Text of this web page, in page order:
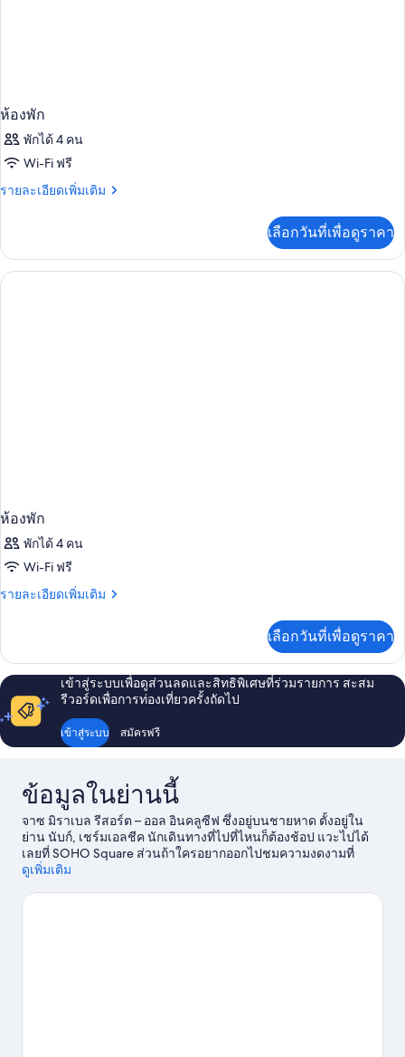
ห้องพัก
พักได้ 4 คน
Wi-Fi ฟรี
รายละเอียดเพิ่มเติม
ราย
เกี่ยว
กับ
ห้อง
เลือกวันที่เพื่อดูราคา
ห้องพัก
พักได้ 4 คน
Wi-Fi ฟรี
รายละเอียดเพิ่มเติม
ราย
เกี่ยว
กับ
ห้อง
พัก
เลือกวันที่เพื่อดูราคา
เข้าสู่ระบบเพื่อดูส่วนลดและสิทธิพิเศษที่ร่วมรายการ สะสม
รีวอร์ดเพื่อการท่องเที่ยวครั้งถัดไป
เข้าสู่ระบบ สมัครฟรี
ข้อมูลในย่านนี้
จาซ มิราเบล รีสอร์ต – ออล อินคลูซีฟ ซึ่งอยู่บนชายหาด ตั้งอยู่ใน
ย่าน นับก์, เชร์มเอลชีค นักเดินทางที่ไปที่ไหนก็ต้องช้อป แวะไปได้
เลยที่ SOHO Square ส่วนถ้าใครอยากออกไปชมความงดงามที่
ธรรมชาติรังสรรค์ ไปได้ที่ อ่าวนับค์ และ อ่าว Shark's Bay ถ้าอยาก
ใครที่พาลูกๆ ไปเที่ยวต้องไม่พลาด อุทยานแห่งชาติ Ras
ดูเพิ่มเติม